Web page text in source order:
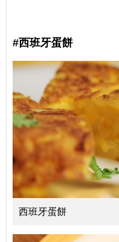
#西班牙蛋餅
西班牙蛋餅